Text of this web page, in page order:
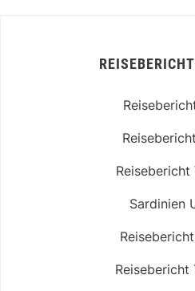
Reisebericht
Sardinien
Reisebericht